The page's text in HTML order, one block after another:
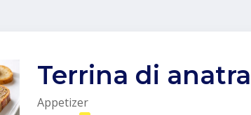
Terrina di anatra
Appetizer